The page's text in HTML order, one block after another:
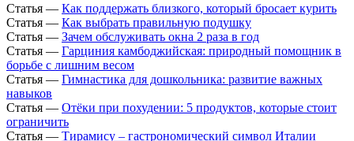
Статья — Как поддержать близкого, который бросает курить
Статья — Как выбрать правильную подушку
Статья — Зачем обслуживать окна 2 раза в год
Статья — Гарциния камбоджийская: природный помощник в
борьбе с лишним весом
Статья — Гимнастика для дошкольника: развитие важных
навыков
Статья — Отёки при похудении: 5 продуктов, которые стоит
ограничить
Статья — Тирамису – гастрономический символ Италии